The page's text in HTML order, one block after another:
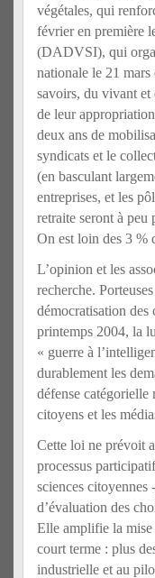
végétales, qui
février en première
(DADVSI), qui
nationale le 21
savoirs, du vivant et
de leur
deux ans de
syndicats et le
(en basculant
entreprises, et les
retraite seront à peu
On est loin des 3
L’opinion et les
recherche.
démocratisation des
printemps 2004, la
« guerre à
durablement les
défense
citoyens et les
Cette loi ne prévoit
processus
sciences citoyennes
d’évaluation des
Elle amplifie la mise
court terme : plus
industrielle et au